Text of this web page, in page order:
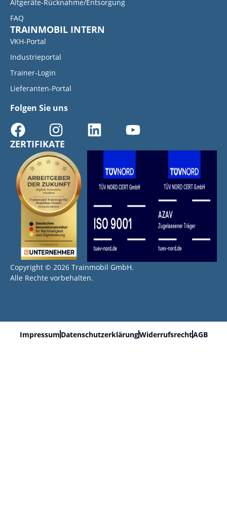
Altgeräte-Rücknahme/Entsorgung
FAQ
TRAINMOBIL INTERN
VKH-Portal
Industrieportal
Trainer-Login
Lieferanten-Portal
Folgen Sie uns
ZERTIFIKATE
Copyright © 2026 Trainmobil GmbH.
Alle Rechte vorbehalten.
Impressum DatenschutzerklärungWiderrufsrechtAGB